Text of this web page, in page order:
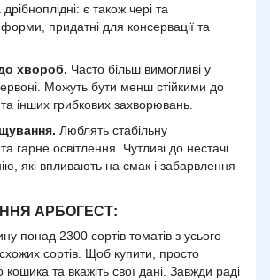
є також чері та
форми, придатні для консервації та
хвороб. Часто більш вимогливі у
Можуть бути менш стійкими до
інших грибкових захворювань.
Люблять стабільну
гарне освітлення. Чутливі до нестачі
які впливають на смак і забарвлення
АРБОГЕСТ:
понад 2300 сортів томатів з усього
сортів. Щоб купити, просто
та вкажіть свої дані. Завжди раді